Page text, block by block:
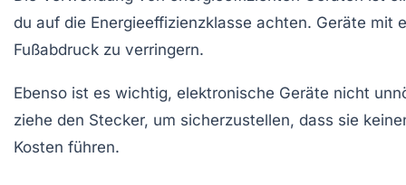
du auf die Energieeffizienzklasse achten. Geräte mit
Fußabdruck zu verringern.
Ebenso ist es wichtig, elektronische Geräte nicht
ziehe den Stecker, um sicherzustellen, dass sie
Kosten führen.